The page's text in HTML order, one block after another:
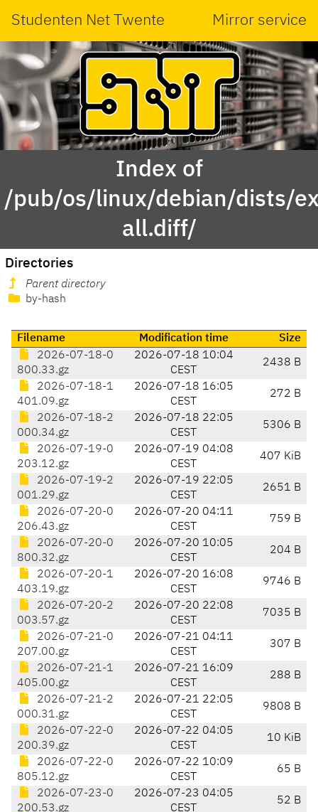
Studenten Net Twente Mirror service
Index of
/pub/os/linux/debian/dists/
all.diff/
Directories
Parent directory
by-hash
Filename Modification time
Size
2026-07-18-0
800.33.gz
2026-07-18 10:04
CEST
2438 B
2026-07-18-1
401.09.gz
2026-07-18 16:05
CEST
272 B
2026-07-18-2
000.34.gz
2026-07-18 22:05
CEST
5306 B
2026-07-19-0
203.12.gz
2026-07-19 04:08
CEST
407 KiB
2026-07-19-2
001.29.gz
2026-07-19 22:05
CEST
2651 B
2026-07-20-0
206.43.gz
2026-07-20 04:11
CEST
759 B
2026-07-20-0
800.32.gz
2026-07-20 10:05
CEST
204 B
2026-07-20-1
403.19.gz
2026-07-20 16:08
CEST
9746 B
2026-07-20-2
003.57.gz
2026-07-20 22:08
CEST
7035 B
2026-07-21-0
207.00.gz
2026-07-21 04:11
CEST
307 B
2026-07-21-1
405.00.gz
2026-07-21 16:09
CEST
288 B
2026-07-21-2
000.31.gz
2026-07-21 22:05
CEST
9808 B
2026-07-22-0
200.39.gz
2026-07-22 04:05
CEST
10 KiB
2026-07-22-0
805.12.gz
2026-07-22 10:09
CEST
65 B
2026-07-23-0
200.53.gz
2026-07-23 04:05
CEST
52 B